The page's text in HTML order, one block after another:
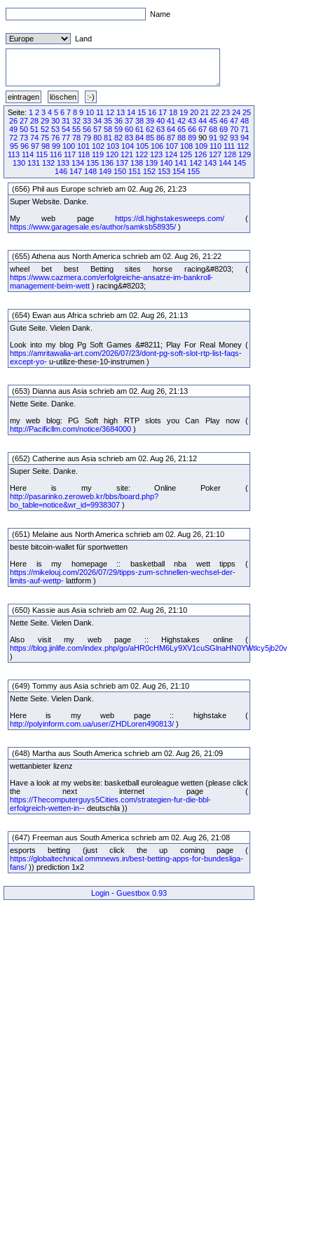
Name
Land
Seite: 1 2 3 4 5 6 7 8 9 10 11 12 13 14 15 16 17 18 19 20 21 22 23 24 25
26 27 28 29 30 31 32 33 34 35 36 37 38 39 40 41 42 43 44 45 46 47 48
49 50 51 52 53 54 55 56 57 58 59 60 61 62 63 64 65 66 67 68 69 70 71
72 73 74 75 76 77 78 79 80 81 82 83 84 85 86 87 88 89 90 91 92 93 94
95 96 97 98 99 100 101 102 103 104 105 106 107 108 109 110 111 112
113 114 115 116 117 118 119 120 121 122 123 124 125 126 127 128 129
130 131 132 133 134 135 136 137 138 139 140 141 142 143 144 145
146 147 148 149 150 151 152 153 154 155
(656) Phil aus Europe schrieb am 02. Aug 26, 21:23
Super Website. Danke.
My web page https://dl.highstakesweeps.com/(
https://www.garagesale.es/author/samksb58935/ )
(655) Athena aus North America schrieb am 02. Aug 26, 21:22
wheel bet best Betting sites horse racing&#8203; (
https://www.cazmera.com/erfolgreiche-ansatze-im-bankroll-
management-beim-wett ) racing&#8203;
(654) Ewan aus Africa schrieb am 02. Aug 26, 21:13
Gute Seite. Vielen Dank.
Look into my blog Pg Soft Games &#8211; Play For Real Money (
https://amritawalia-art.com/2026/07/23/dont-pg-soft-slot-rtp-list-faqs-
except-yo- u-utilize-these-10-instrumen )
(653) Dianna aus Asia schrieb am 02. Aug 26, 21:13
Nette Seite. Danke.
my web blog: PG Soft high RTP slots you Can Play now (
http://Pacificllm.com/notice/3684000 )
(652) Catherine aus Asia schrieb am 02. Aug 26, 21:12
Super Seite. Danke.
Here is my site: Online Poker (
http://pasarinko.zeroweb.kr/bbs/board.php?
bo_table=notice&wr_id=9938307 )
(651) Melaine aus North America schrieb am 02. Aug 26, 21:10
beste bitcoin-wallet für sportwetten
Here is my homepage :: basketball nba wett tipps (
https://mikelouj.com/2026/07/29/tipps-zum-schnellen-wechsel-der-
limits-auf-wettp- lattform )
(650) Kassie aus Asia schrieb am 02. Aug 26, 21:10
Nette Seite. Vielen Dank.
Also visit my web page :: Highstakes online (
https://blog.jinlife.com/index.php/go/aHR0cHM6Ly9XV1cuSGlnaHN0YWtlcy5jb20v
)
(649) Tommy aus Asia schrieb am 02. Aug 26, 21:10
Nette Seite. Vielen Dank.
Here is my web page :: highstake (
http://polyinform.com.ua/user/ZHDLoren490813/ )
(648) Martha aus South America schrieb am 02. Aug 26, 21:09
wettanbieter lizenz
Have a look at my website: basketball euroleague wetten (please click
the next internet page (
https://Thecomputerguys5Cities.com/strategien-fur-die-bbl-
erfolgreich-wetten-in-- deutschla ))
(647) Freeman aus South America schrieb am 02. Aug 26, 21:08
esports betting (just click the up coming page (
https://globaltechnical.ommnews.in/best-betting-apps-for-bundesliga-
fans/ )) prediction 1x2
Login - Guestbox 0.93